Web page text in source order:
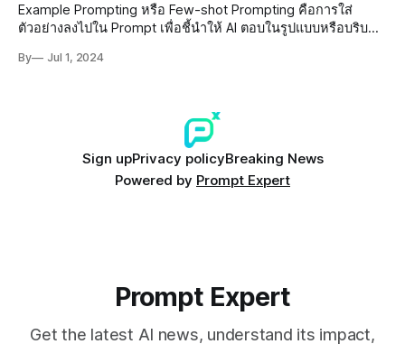
Example Prompting หรือ Few-shot Prompting คือการใส่
ตัวอย่างลงไปใน Prompt เพื่อชี้นำให้ AI ตอบในรูปแบบหรือบริบทที่
และ Few-Shots
By Jul 1, 2024
Sign upPrivacy policyBreaking News
Powered by Prompt Expert
Prompt Expert
Get the latest AI news, understand its impact,